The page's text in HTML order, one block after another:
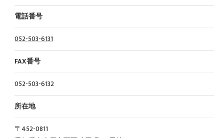
電話番号
052-503-6131
FAX番号
052-503-6132
所在地
〒452-0811